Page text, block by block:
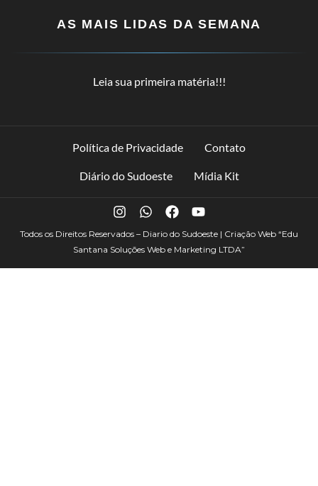
AS MAIS LIDAS DA SEMANA
Leia sua primeira matéria!!!
Política de Privacidade Contato
Diário do Sudoeste Mídia Kit
Todos os Direitos Reservados – Diario do Sudoeste | Criação Web “Edu
Santana Soluções Web e Marketing LTDA”